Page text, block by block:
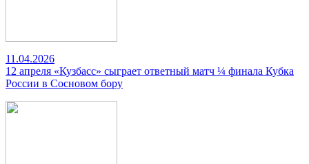
11.04.2026
12 апреля «Кузбасс» сыграет ответный матч ¼ финала Кубка
России в Сосновом бору